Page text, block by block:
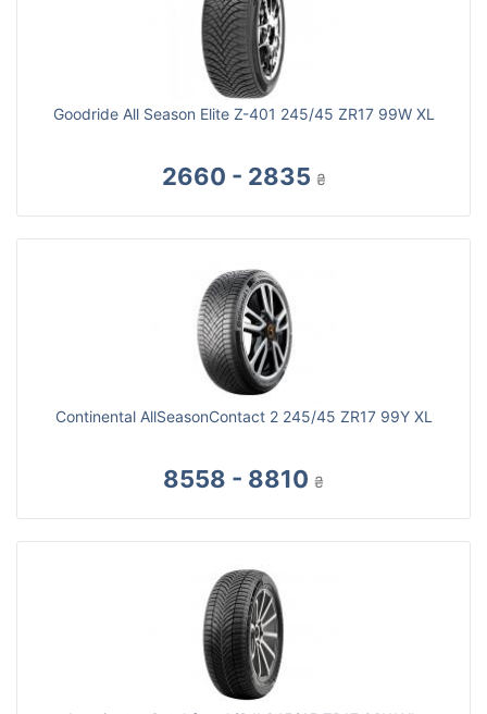
Goodride All Season Elite Z-401 245/45 ZR17 99W XL
2660 - 2835 ₴
Continental AllSeasonContact 2 245/45 ZR17 99Y XL
8558 - 8810 ₴